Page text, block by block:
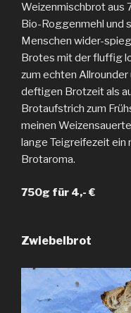
Weizenmischbrot aus
Bio-Roggenmehl und
Menschen wider-
Brotes mit der fluffig
zum echten
deftigen Brotzeit als
Brotaufstrich zum
meinen
lange Teigreifezeit ein
Brotaroma.
750g für 4,- €
Zwiebelbrot